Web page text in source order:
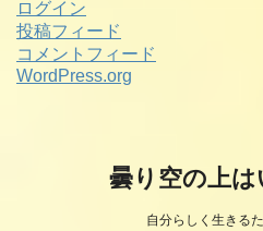
ログイン
投稿フィード
コメントフィード
WordPress.org
曇り空の上
自分らしく生きる